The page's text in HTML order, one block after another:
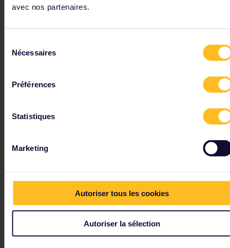
avec nos partenaires.
Nécessaires
Préférences
Statistiques
Marketing
Autoriser tous les cookies
Autoriser la sélection
Gare du Nord
Gare de l'Est
Saint-Lazare
Les principales gares françaises disposent
d'aménagements modernes, notamment :
Distributeurs automatiques de billets et bureaux de
Point d'informations
Ascenseurs, escaliers mécaniques et accès pour
les passagers handicapés